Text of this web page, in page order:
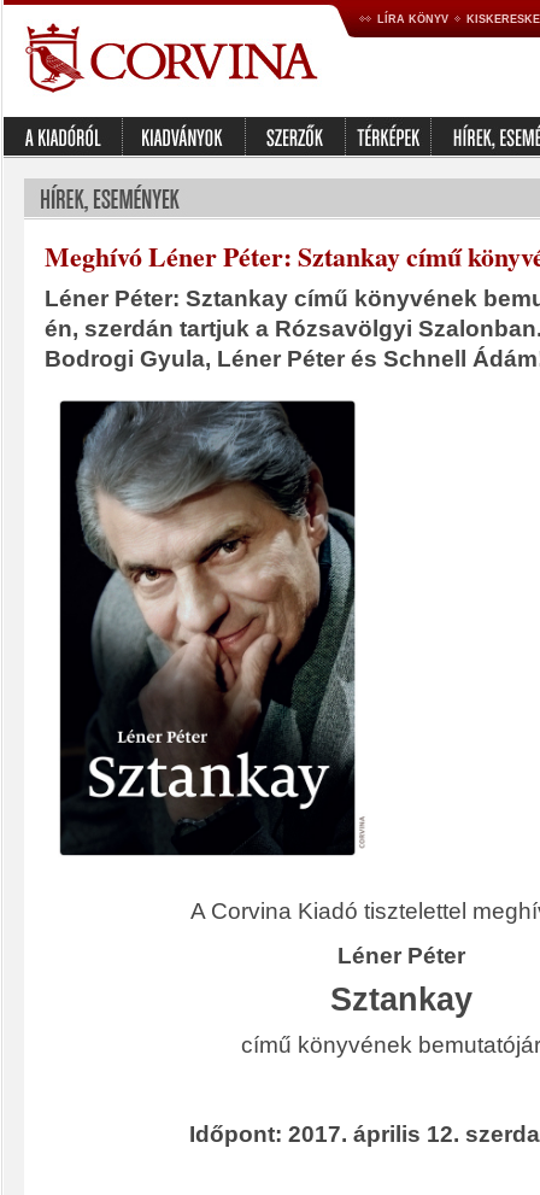
LÍRA KÖNYV
Meghívó Léner Péter: Sztankay című
Léner Péter: Sztankay című könyvének
én, szerdán tartjuk a Rózsavölgyi
Bodrogi Gyula, Léner Péter és Schnell
A Corvina Kiadó tisztelettel
Léner Péter
Sztankay
című könyvének
Időpont: 2017. április 12.